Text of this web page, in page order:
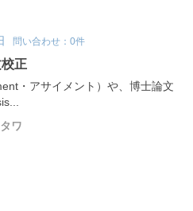
問い合わせ：0件
正
・アサイメント）や、博士論文
ワ